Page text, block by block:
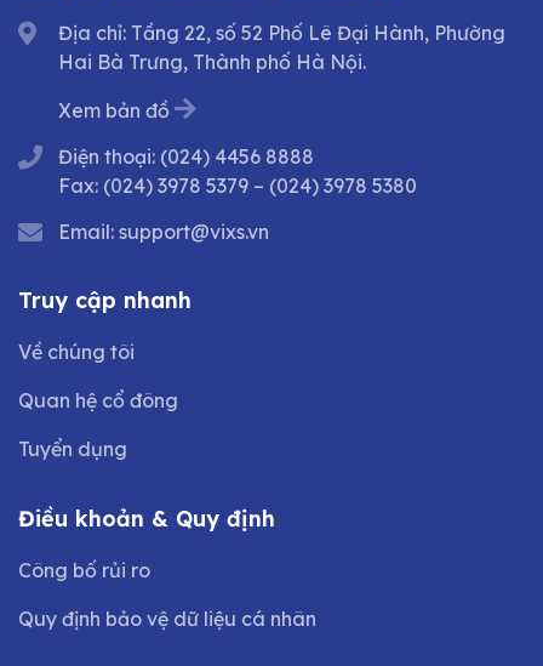
Địa chỉ: Tầng 22, số 52 Phố Lê Đại Hành, Phường
Hai Bà Trưng, Thành phố Hà Nội.
Xem bản đồ
Điện thoại: (024) 4456 8888
Fax: (024) 3978 5379 – (024) 3978 5380
Email: support@vixs.vn
Truy cập nhanh
Về chúng tôi
Quan hệ cổ đông
Tuyển dụng
Điều khoản & Quy định
Công bố rủi ro
Quy định bảo vệ dữ liệu cá nhân